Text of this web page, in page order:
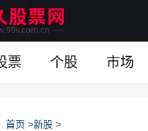
票 个股 市场
首页 >新股 >